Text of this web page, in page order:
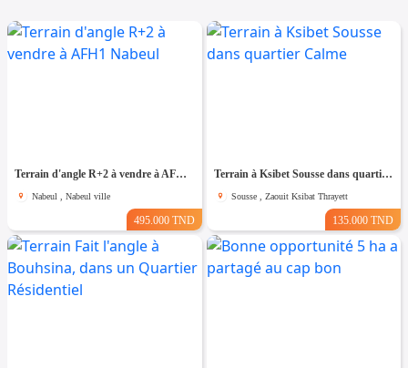
Terrain d'angle R+2 à vendre à AFH1 Nabeul
Nabeul , Nabeul ville
495.000 TND
Terrain à Ksibet Sousse dans quartier Calme
Sousse , Zaouit Ksibat Thrayett
135.000 TND